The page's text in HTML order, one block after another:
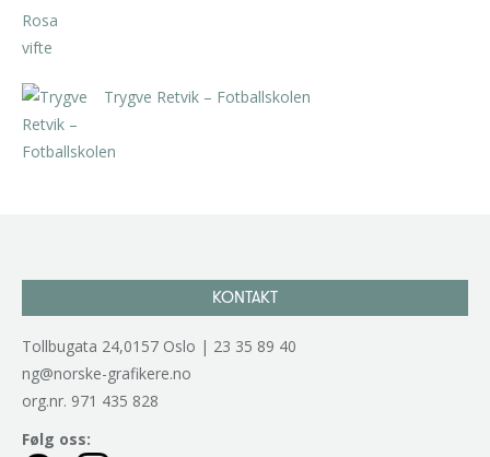
Trygve Retvik – Fotballskolen
KONTAKT
Tollbugata 24,0157 Oslo | 23 35 89 40
ng@norske-grafikere.no
org.nr. 971 435 828
Følg oss: